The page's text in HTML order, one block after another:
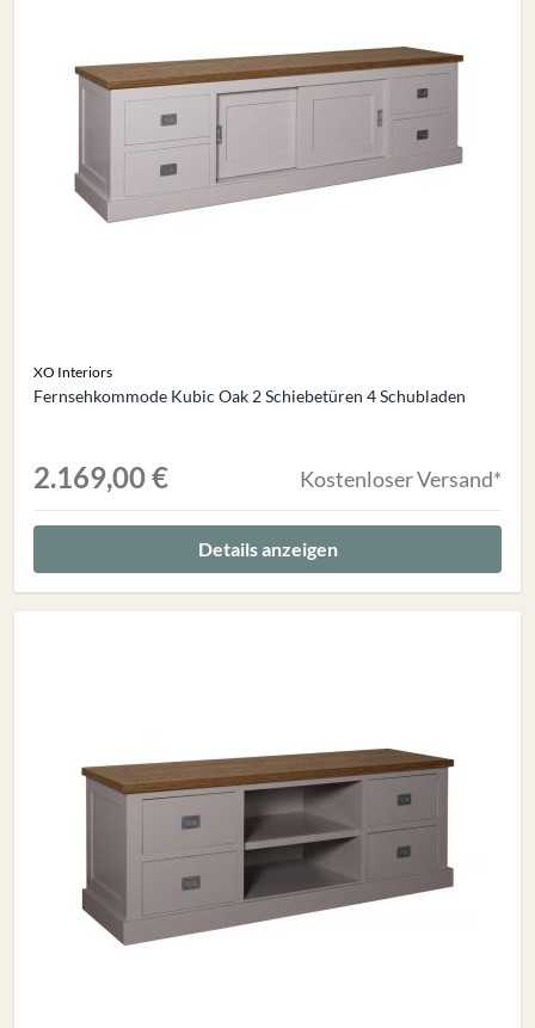
XO Interiors
Fernsehkommode Kubic Oak 2 Schiebetüren 4 Schubladen
2.169,00 € Kostenloser Versand*
Details anzeigen